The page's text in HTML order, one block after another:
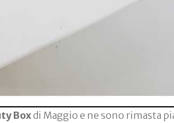
Boxdi Maggio e ne sono rimasta